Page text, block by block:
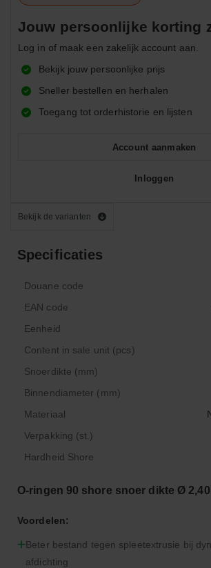
Bekijk de varianten
Specificaties
Douane code
EAN code
Eenheid
Content in sale unit (pcs)
Snoerdikte (mm)
Binnendiameter (mm)
Materiaal
Verpakking (st.)
Hardheid Shore
O-ringen 90 shore snoer dikte Ø
Voordelen:
Beter bestand tegen spleetextrusie bij
afdichting
Jouw persoonlijke korting
Log in of maak een zakelijk account aan.
Bekijk jouw persoonlijke prijs
Sneller bestellen en herhalen
Toegang tot orderhistorie en lijsten
Account aanmaken
Inloggen